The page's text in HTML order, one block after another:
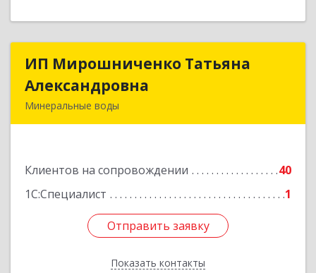
ИП Мирошниченко Татьяна
Александровна
Минеральные воды
Клиентов на сопровождении
40
1С:Специалист
1
Отправить заявку
Показать контакты
ИП Мирошниченко Татьяна
Подробнее
Отправить заявку
Назад